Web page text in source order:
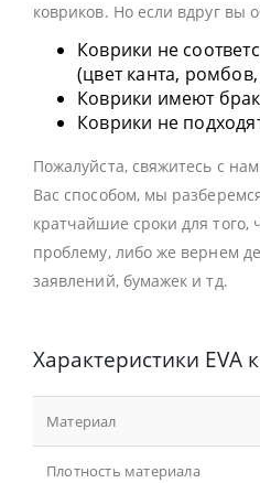
ковриков. Но если вдруг вы
Коврики не
(цвет канта,
Коврики имеют
Коврики не
Пожалуйста, свяжитесь с
Вас способом, мы
кратчайшие сроки для
проблему, либо же вернем
заявлений, бумажек и тд.
Характеристики EVA
Материал
Плотность материала